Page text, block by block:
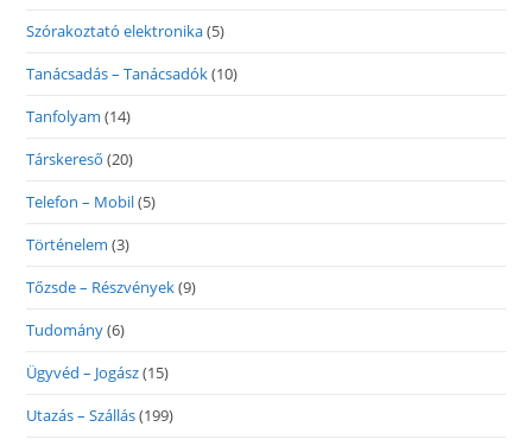
Szórakoztató elektronika(5)
Tanácsadás – Tanácsadók(10)
Tanfolyam (14)
Társkereső (20)
Telefon – Mobil(5)
Történelem (3)
Tőzsde – Részvények(9)
Tudomány(6)
Ügyvéd – Jogász(15)
Utazás – Szállás(199)